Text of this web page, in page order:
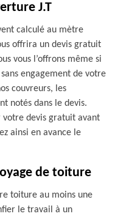
J.T
calculé au mètre
offrira un devis gratuit
vous l’offrons même si
sans engagement de votre
couvreurs, les
notés dans le devis.
votre devis gratuit avant
ainsi en avance le
de toiture
toiture au moins une
le travail à un